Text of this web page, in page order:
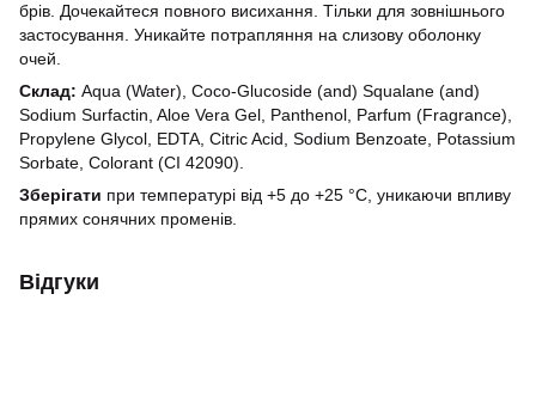
брів. Дочекайтеся повного висихання. Тільки для зовнішнього
застосування. Уникайте потрапляння на слизову оболонку
очей.
Склад: Aqua (Water), Coco-Glucoside (and) Squalane (and)
Sodium Surfactin, Aloe Vera Gel, Panthenol, Parfum (Fragrance),
Propylene Glycol, EDTA, Citric Acid, Sodium Benzoate, Potassium
Sorbate, Colorant (CI 42090).
Зберігати при температурі від +5 до +25 °С, уникаючи впливу
прямих сонячних променів.
Відгуки